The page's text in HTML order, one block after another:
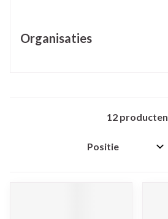
Organisaties
12 producten
Sorteer op: